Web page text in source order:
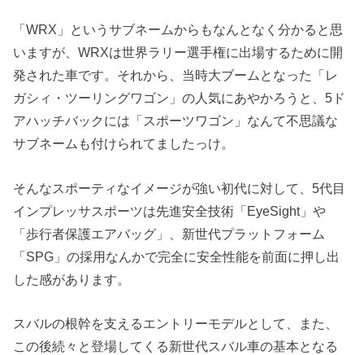
「WRX」というサブネームからもなんとなく分かると思
いますが、WRXは世界ラリー選手権に出場するために開
発された車です。それから、当時大ブームとなった「レ
ガシィ・ツーリングワゴン」の人気にあやかろうと、5ド
アハッチバックには「スポーツワゴン」なんて不思議な
サブネームも付けられてましたっけ。
そんなスポーティなイメージが強い初代に対して、5代目
インプレッサスポーツは先進安全技術「EyeSight」や
「歩行者保護エアバッグ」、新世代プラットフォーム
「SPG」の採用なんかで完全に安全性能を前面に押し出
した感があります。
スバルの根幹を支えるエントリーモデルとして、また、
この後続々と登場してくる新世代スバル車の基本となる